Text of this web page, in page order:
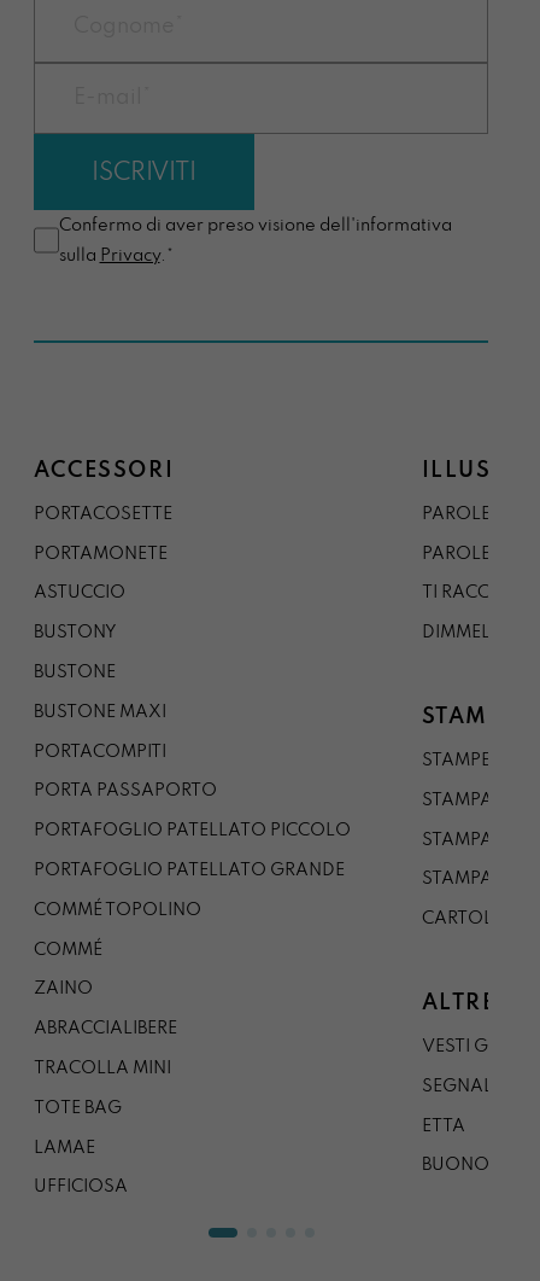
Confermo di aver preso visione dell'informativa
sulla Privacy.*
ACCESSORI
PORTACOSETTE
PORTAMONETE
ASTUCCIO
BUSTONY
BUSTONE
BUSTONE MAXI
PORTACOMPITI
PORTA PASSAPORTO
PORTAFOGLIO PATELLATO PICCOLO
PORTAFOGLIO PATELLATO GRANDE
COMMÉ TOPOLINO
COMMÉ
ZAINO
ABRACCIALIBERE
TRACOLLA MINI
TOTE BAG
LAMAE
UFFICIOSA
PAROLE DAL
PAROLE DA
TI
DIMMELO
STAMPE
STAMPE A5
STAMPA A3
STAMPA A1
STAMPA A0
CARTOLINA
ALTRE
VESTI
SEGNALIBRO
ETTA
BUONO